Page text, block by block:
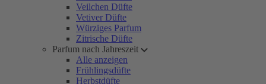
Veilchen Düfte
Vetiver Düfte
Würziges Parfum
Zitrische Düfte
Parfum nach Jahreszeit
Alle anzeigen
Frühlingsdüfte
Herbstdüfte